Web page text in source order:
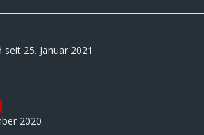
seit 25. Januar 2021
2020